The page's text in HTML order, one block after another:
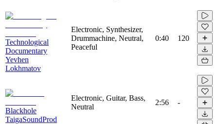
Technological
Documentary
Yevhen
Lokhmatov
Electronic, Synthesizer,
Drummachine, Neutral,
Peaceful
0:40 120
Blackhole
TaigaSoundProd
Electronic, Guitar, Bass,
Neutral
2:56 -